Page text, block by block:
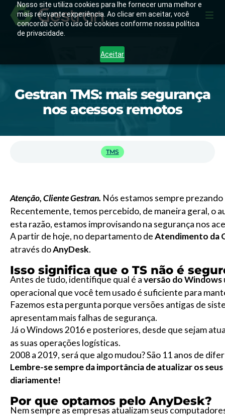
Nosso site utiliza cookies para lhe fornecer uma melhor e
mais relevante experiência. Ao clicar em aceitar, você
concorda com o uso de cookies conforme nossa política
de privacidade.
Aceitar
Gestran TMS: mais segurança
nos acessos remotos
TMS
Atenção, Cliente Gestran. Nós estamos sempre
Recentemente, temos percebido, de maneira geral, o
esta razão, estamos improvisando na segurança nos
A partir de hoje, no departamento deAtendimento da
através doAnyDesk.
Isso significa que o TS não é
Antes de tudo, identifique qual é aversão do Windows
operacional que você tem usado é suficiente para
Fazemos esta pergunta porque versões antigas de
apresentam mais falhas de segurança.
Já o Windows 2016 e posteriores, desde que sejam
as suas operações logísticas.
2008 a 2019, será que algo mudou? São 11 anos de
Lembre-se sempre da importância de atualizar os
diariamente!
Por que optamos pelo AnyDesk?
Nem sempre as empresas atualizam seus